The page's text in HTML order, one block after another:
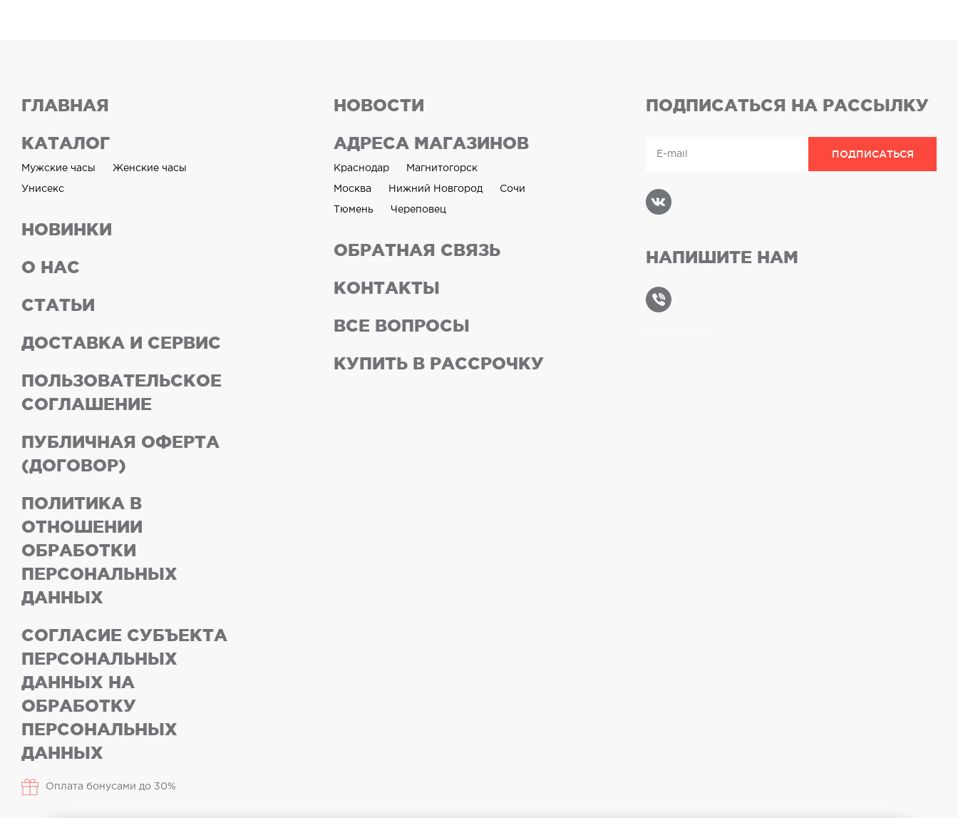
ГЛАВНАЯ
КАТАЛОГ
Мужские часы Женские часы
Унисекс
НОВИНКИ
О НАС
СТАТЬИ
ДОСТАВКА И СЕРВИС
ПОЛЬЗОВАТЕЛЬСКОЕ
СОГЛАШЕНИЕ
ПУБЛИЧНАЯ ОФЕРТА
(ДОГОВОР)
ПОЛИТИКА В
ОТНОШЕНИИ
ОБРАБОТКИ
ПЕРСОНАЛЬНЫХ
ДАННЫХ
СОГЛАСИЕ СУБЪЕКТА
ПЕРСОНАЛЬНЫХ
ДАННЫХ НА
ОБРАБОТКУ
ПЕРСОНАЛЬНЫХ
ДАННЫХ
Оплата бонусами до 30%
НОВОСТИ
АДРЕСА МАГАЗИНОВ
Краснодар Магнитогорск
Москва Нижний Новгород Сочи
Тюмень Череповец
ОБРАТНАЯ СВЯЗЬ
КОНТАКТЫ
ВСЕ ВОПРОСЫ
КУПИТЬ В РАССРОЧКУ
ПОДПИСАТЬСЯ НА РАССЫЛКУ
НАПИШИТЕ НАМ